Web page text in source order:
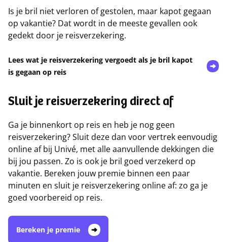
Is je bril niet verloren of gestolen, maar kapot gegaan
op vakantie? Dat wordt in de meeste gevallen ook
gedekt door je reisverzekering.
Lees wat je reisverzekering vergoedt als je bril kapot
is gegaan op reis
Sluit je reisverzekering direct af
Ga je binnenkort op reis en heb je nog geen
reisverzekering? Sluit deze dan voor vertrek eenvoudig
online af bij Univé, met alle aanvullende dekkingen die
bij jou passen. Zo is ook je bril goed verzekerd op
vakantie. Bereken jouw premie binnen een paar
minuten en sluit je reisverzekering online af: zo ga je
goed voorbereid op reis.
Bereken je premie